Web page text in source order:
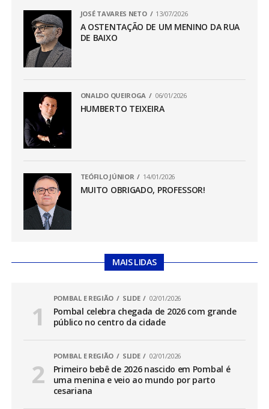
JOSÉ TAVARES NETO 13/07/2026
A OSTENTAÇÃO DE UM MENINO DA RUA
DE BAIXO
ONALDO QUEIROGA 06/01/2026
HUMBERTO TEIXEIRA
TEÓFILO JÚNIOR 14/01/2026
MUITO OBRIGADO, PROFESSOR!
MAIS LIDAS
POMBAL E REGIÃO SLIDE 02/01/2026
Pombal celebra chegada de 2026 com grande
público no centro da cidade
POMBAL E REGIÃO SLIDE 02/01/2026
Primeiro bebê de 2026 nascido em Pombal é
uma menina e veio ao mundo por parto
cesariana